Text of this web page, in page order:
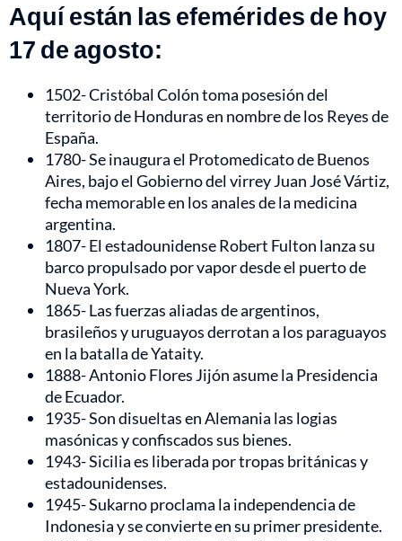
Aquí están las efemérides de hoy
17 de agosto:
1502- Cristóbal Colón toma posesión del
territorio de Honduras en nombre de los Reyes de
España.
1780- Se inaugura el Protomedicato de Buenos
Aires, bajo el Gobierno del virrey Juan José Vártiz,
fecha memorable en los anales de la medicina
argentina.
1807- El estadounidense Robert Fulton lanza su
barco propulsado por vapor desde el puerto de
Nueva York.
1865- Las fuerzas aliadas de argentinos,
brasileños y uruguayos derrotan a los paraguayos
en la batalla de Yataity.
1888- Antonio Flores Jijón asume la Presidencia
de Ecuador.
1935- Son disueltas en Alemania las logias
masónicas y confiscados sus bienes.
1943- Sicilia es liberada por tropas británicas y
estadounidenses.
1945- Sukarno proclama la independencia de
Indonesia y se convierte en su primer presidente.